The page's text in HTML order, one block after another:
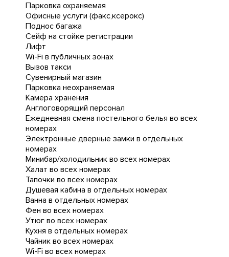
Парковка охраняемая
Офисные услуги (факс,ксерокс)
Поднос багажа
Сейф на стойке регистрации
Лифт
Wi-Fi в публичных зонах
Вызов такси
Сувенирный магазин
Парковка неохраняемая
Камера хранения
Англоговорящий персонал
Ежедневная cмена постельного белья во всех
номерах
Электронные дверные замки в отдельных
номерах
Минибар/холодильник во всех номерах
Халат во всех номерах
Тапочки во всех номерах
Душевая кабина в отдельных номерах
Ванна в отдельных номерах
Фен во всех номерах
Утюг во всех номерах
Кухня в отдельных номерах
Чайник во всех номерах
Wi-Fi во всех номерах